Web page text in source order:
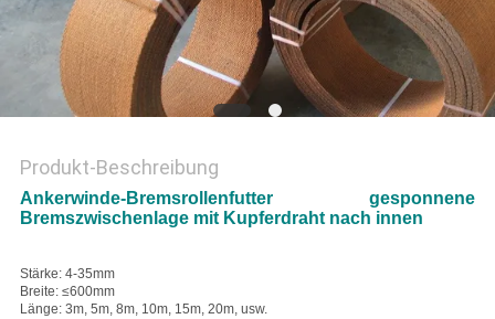
Produkt-Beschreibung
Ankerwinde-Bremsrollenfutter gesponnene
Bremszwischenlage mit Kupferdraht nach innen
Stärke: 4-35mm
Breite: ≤600mm
Länge: 3m, 5m, 8m, 10m, 15m, 20m, usw.